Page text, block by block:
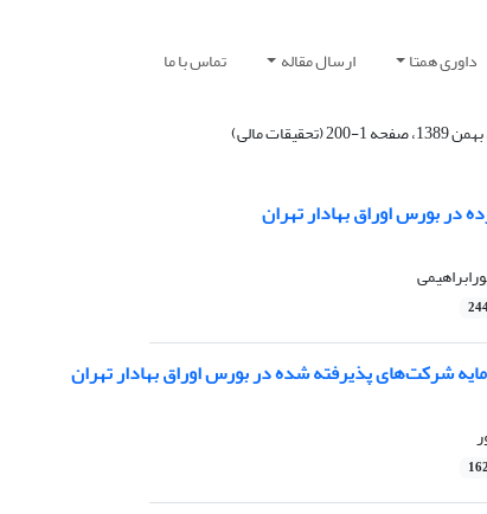
داوری همتا ارسال مقاله تماس با ما
شرکت‌های پذیرفته شده در بورس اوراق بهادار تهران